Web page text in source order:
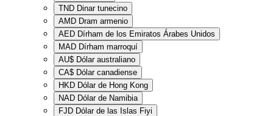
TND Dinar tunecino
AMD Dram armenio
AED Dírham de los Emiratos Árabes Unidos
MAD Dírham marroquí
AU$ Dólar australiano
CA$ Dólar canadiense
HKD Dólar de Hong Kong
NAD Dólar de Namibia
FJD Dólar de las Islas Fiyi